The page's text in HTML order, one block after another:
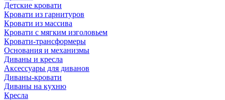
Детские кровати
Кровати из гарнитуров
Кровати из массива
Кровати с мягким изголовьем
Кровати-трансформеры
Основания и механизмы
Диваны и кресла
Аксессуары для диванов
Диваны-кровати
Диваны на кухню
Кресла